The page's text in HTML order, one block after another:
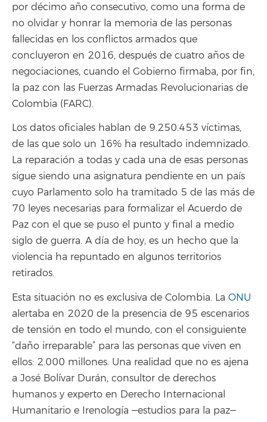
por décimo año consecutivo, como una forma de
no olvidar y honrar la memoria de las personas
fallecidas en los conflictos armados que
concluyeron en 2016, después de cuatro años de
negociaciones, cuando el Gobierno firmaba, por fin,
la paz con las Fuerzas Armadas Revolucionarias de
Colombia (FARC).
Los datos oficiales hablan de 9.250.453 víctimas,
de las que solo un 16% ha resultado indemnizado.
La reparación a todas y cada una de esas personas
sigue siendo una asignatura pendiente en un país
cuyo Parlamento solo ha tramitado 5 de las más de
70 leyes necesarias para formalizar el Acuerdo de
Paz con el que se puso el punto y final a medio
siglo de guerra. A día de hoy, es un hecho que la
violencia ha repuntado en algunos territorios
retirados.
Esta situación no es exclusiva de Colombia. La ONU
alertaba en 2020 de la presencia de 95 escenarios
de tensión en todo el mundo, con el consiguiente
“daño irreparable” para las personas que viven en
ellos: 2.000 millones. Una realidad que no es ajena
a José Bolívar Durán, consultor de derechos
humanos y experto en Derecho Internacional
Humanitario e Irenología ‒estudios para la paz‒